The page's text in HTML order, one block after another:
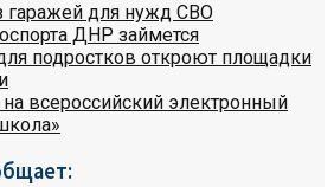
гаражей для нужд СВО
ДНР займется
подростков откроют площадки
всероссийский электронный